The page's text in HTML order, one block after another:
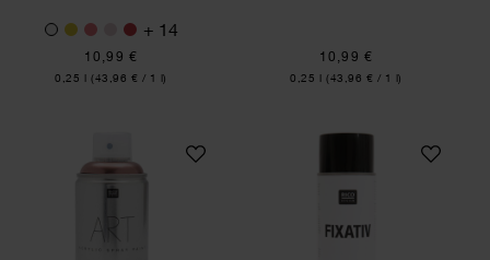
+ 14
10,99 €
Inhalt:
0,25 l (43,96 € / 1 l)
10,99 €
Inhalt:
0,25 l (43,96 € / 1 l)
Art Acrylic Spray Paint roségold 250ml
Fixativ Basic